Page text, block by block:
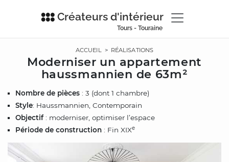
Créateurs d'intérieur
Tours - Touraine
ACCUEIL> RÉALISATIONS
Moderniser un appartement
haussmannien de 63m²
Nombre de pièces : 3 (dont 1 chambre)
Style: Haussmannien, Contemporain
Objectif: moderniser, optimiser l’espace
Période de construction : Fin XIXe